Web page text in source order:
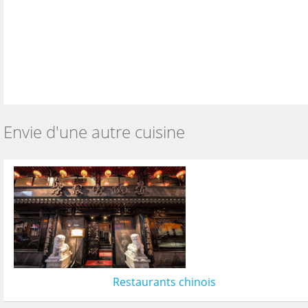
Envie d'une autre cuisine
Restaurants chinois